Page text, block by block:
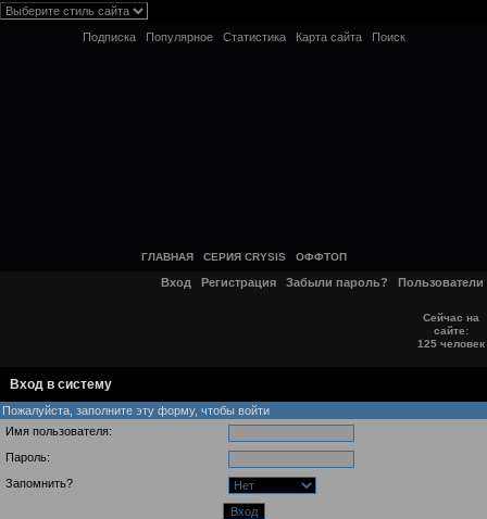
Подписка Популярное Статистика Карта сайта Поиск
ГЛАВНАЯ СЕРИЯ CRYSIS ОФФТОП
Вход Регистрация Забыли пароль? Пользователи
Сейчас на
сайте:
125 человек
Вход в систему
Пожалуйста, заполните эту форму, чтобы войти
Имя пользователя:
Пароль:
Запомнить?